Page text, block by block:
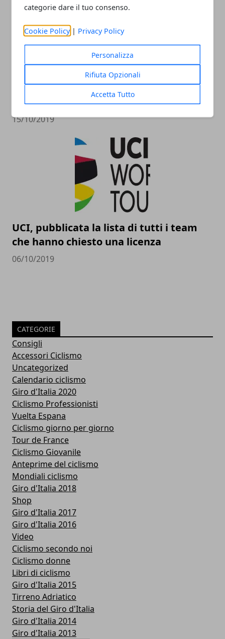
categorie dare il tuo consenso.
Cookie Policy | Privacy Policy
Personalizza
Rifiuta Opzionali
Accetta Tutto
Tour de France 2020: tutte le tappe del
Grande Boucle
15/10/2019
UCI, pubblicata la lista di tutti i team
che hanno chiesto una licenza
06/10/2019
CATEGORIE
Consigli
Accessori Ciclismo
Uncategorized
Calendario ciclismo
Giro d'Italia 2020
Ciclismo Professionisti
Vuelta Espana
Ciclismo giorno per giorno
Tour de France
Ciclismo Giovanile
Anteprime del ciclismo
Mondiali ciclismo
Giro d'Italia 2018
Shop
Giro d'Italia 2017
Giro d'Italia 2016
Video
Ciclismo secondo noi
Ciclismo donne
Libri di ciclismo
Giro d'Italia 2015
Tirreno Adriatico
Storia del Giro d'Italia
Giro d'Italia 2014
Giro d'Italia 2013